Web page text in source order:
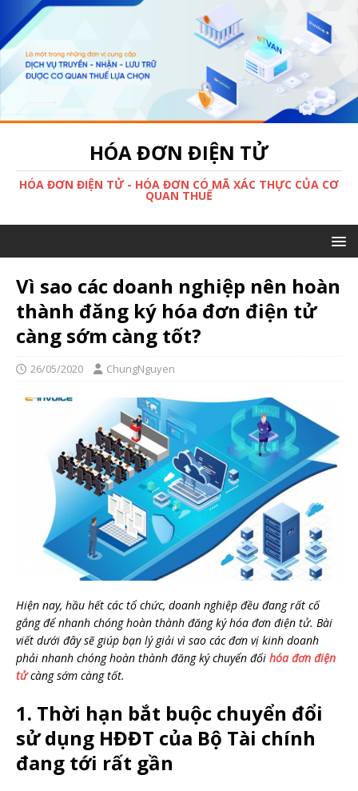
HÓA ĐƠN ĐIỆN TỬ
HÓA ĐƠN ĐIỆN TỬ - HÓA ĐƠN CÓ MÃ XÁC THỰC CỦA CƠ
QUAN THUẾ
Vì sao các doanh nghiệp nên hoàn
thành đăng ký hóa đơn điện tử
càng sớm càng tốt?
26/05/2020 ChungNguyen
Hiện nay, hầu hết các tổ chức, doanh nghiệp đều đang rất cố
gắng để nhanh chóng hoàn thành đăng ký hóa đơn điện tử. Bài
viết dưới đây sẽ giúp bạn lý giải vì sao các đơn vị kinh doanh
phải nhanh chóng hoàn thành đăng ký chuyển đổi hóa đơn điện
tửcàng sớm càng tốt.
1. Thời hạn bắt buộc chuyển đổi
sử dụng HĐĐT của Bộ Tài chính
đang tới rất gần